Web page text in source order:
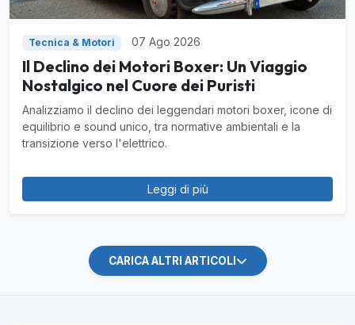
Tecnica & Motori 07 Ago 2026
Il Declino dei Motori Boxer: Un Viaggio
Nostalgico nel Cuore dei Puristi
Analizziamo il declino dei leggendari motori boxer, icone di
equilibrio e sound unico, tra normative ambientali e la
transizione verso l'elettrico.
Leggi di più
CARICA ALTRI ARTICOLI